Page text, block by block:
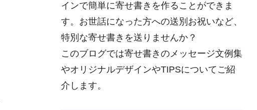
インで簡単に寄せ書きを作ることができま
す。お世話になった方への送別お祝いなど、
特別な寄せ書きを送りませんか？
このブログでは寄せ書きのメッセージ文例集
やオリジナルデザインやTIPSについてご紹
介します。